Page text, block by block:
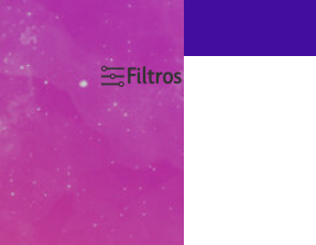
Filtros